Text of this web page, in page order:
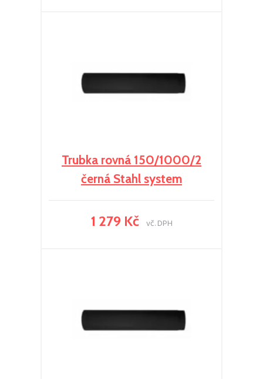
Trubka rovná 150/1000/2
černá Stahl system
1 279 Kč vč. DPH